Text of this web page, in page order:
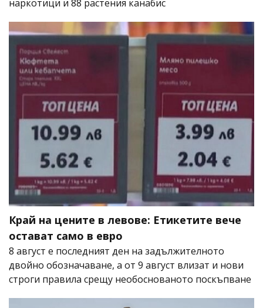
наркотици и 88 растения канабис
Край на цените в левове: Етикетите вече
остават само в евро
8 август е последният ден на задължителното
двойно обозначаване, а от 9 август влизат и нови
строги правила срещу необоснованото поскъпване